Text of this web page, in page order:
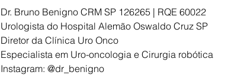
Dr. Bruno Benigno CRM SP 126265 | RQE 60022
Urologista do Hospital Alemão Oswaldo Cruz SP
Diretor da Clínica Uro Onco
Especialista em Uro-oncologia e Cirurgia robótica
Instagram: @dr_benigno